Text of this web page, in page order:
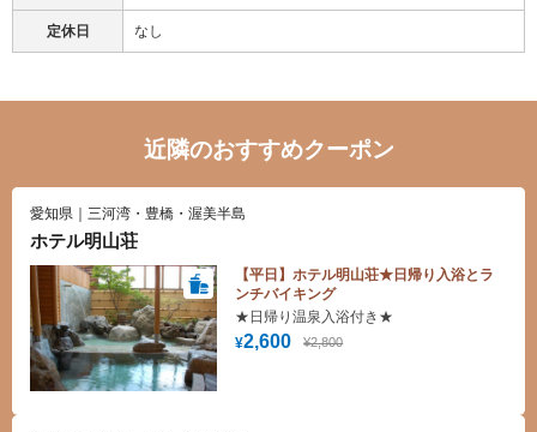
定休日 なし
近隣のおすすめクーポン
愛知県｜三河湾・豊橋・渥美半島
ホテル明山荘
【平日】ホテル明山荘★日帰り入浴とラ
ンチバイキング
¥2,600 ¥2,800
★日帰り温泉入浴付き★